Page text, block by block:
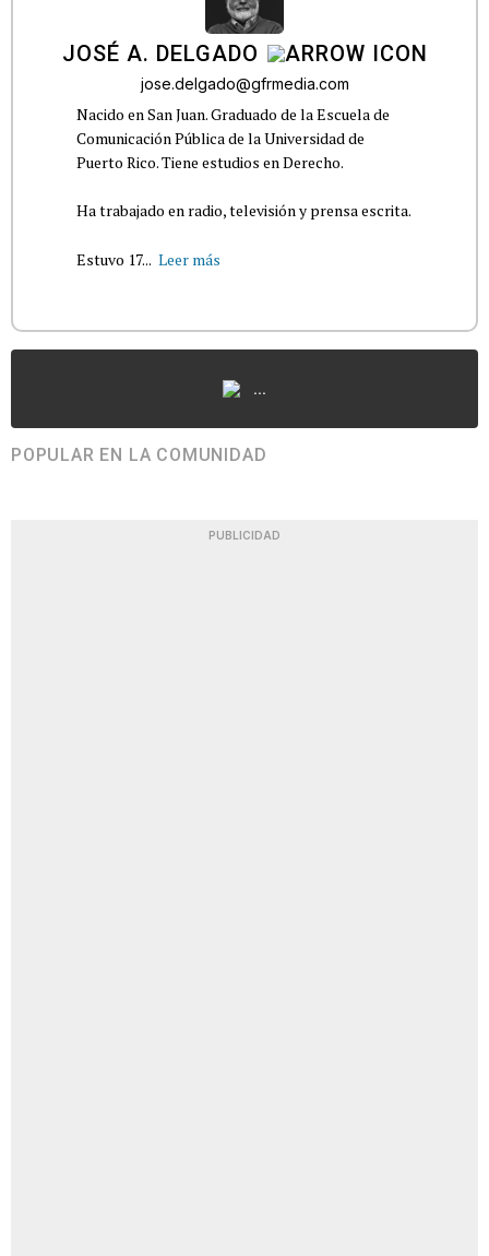
JOSÉ A. DELGADO
jose.delgado@gfrmedia.com
Nacido en San Juan. Graduado de la Escuela de
Comunicación Pública de la Universidad de
Puerto Rico. Tiene estudios en Derecho.
Ha trabajado en radio, televisión y prensa escrita.
Estuvo 17... Leer más
...
POPULAR EN LA COMUNIDAD
PUBLICIDAD